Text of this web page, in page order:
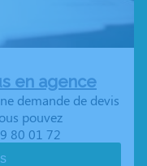
en agence
demande de devis
pouvez
80 01 72